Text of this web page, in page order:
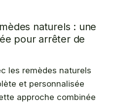
naturels : une
pour arrêter de
les remèdes naturels
et personnalisée
approche combinée